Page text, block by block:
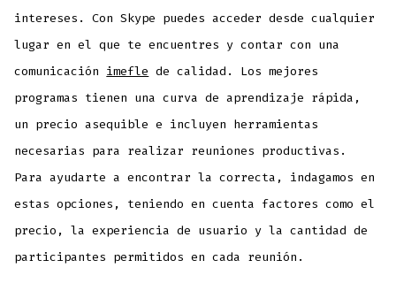
intereses. Con Skype puedes acceder desde cualquier
lugar en el que te encuentres y contar con una
comunicación imefle de calidad. Los mejores
programas tienen una curva de aprendizaje rápida,
un precio asequible e incluyen herramientas
necesarias para realizar reuniones productivas.
Para ayudarte a encontrar la correcta, indagamos en
estas opciones, teniendo en cuenta factores como el
precio, la experiencia de usuario y la cantidad de
participantes permitidos en cada reunión.